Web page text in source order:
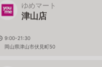
ゆめマート
津山店
9:00-21:30
岡山県津山市伏見町50